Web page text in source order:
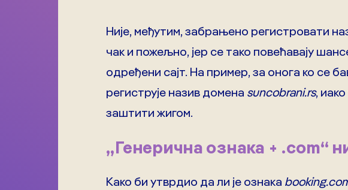
Није, међутим, забрањено регистровати
чак и пожељно, јер се тако повећавају
одређени сајт. На пример, за онога ко се
региструје назив домена suncobrani.rs,
заштити жигом.
„Генерична ознака + .com“
Како би утврдио да ли је ознака